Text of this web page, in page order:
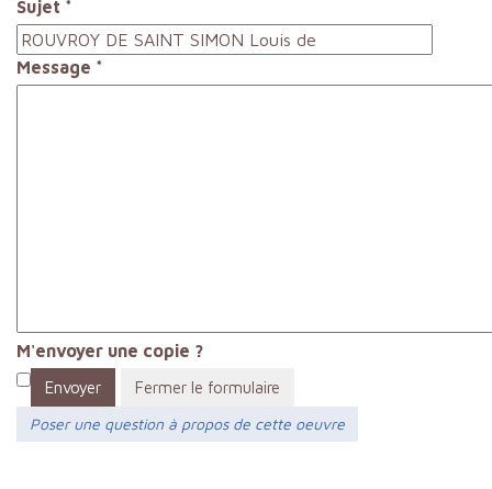
Sujet *
Message *
M'envoyer une copie ?
Envoyer
Fermer le formulaire
Poser une question à propos de cette oeuvre